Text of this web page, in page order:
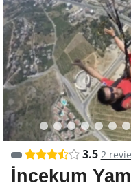
3.5 2
İncekum